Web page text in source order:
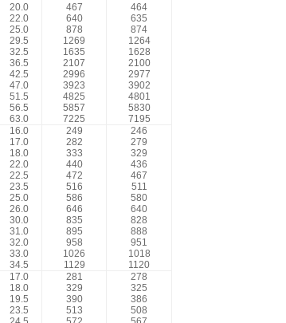
20.0
22.0
25.0
29.5
32.5
36.5
42.5
47.0
51.5
56.5
63.0
467
640
878
1269
1635
2107
2996
3923
4825
5857
7225
464
635
874
1264
1628
2100
2977
3902
4801
5830
7195
16.0
17.0
18.0
22.0
22.5
23.5
25.0
26.0
30.0
31.0
32.0
33.0
34.5
249
282
333
440
472
516
586
646
835
895
958
1026
1129
246
279
329
436
467
511
580
640
828
888
951
1018
1120
17.0
18.0
19.5
23.5
281
329
390
513
278
325
386
508